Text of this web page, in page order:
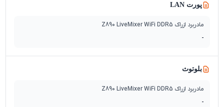
پورت LAN
مادربرد ازراک Z890 LiveMixer WiFi DDR5
-
بلوتوث
مادربرد ازراک Z890 LiveMixer WiFi DDR5
-